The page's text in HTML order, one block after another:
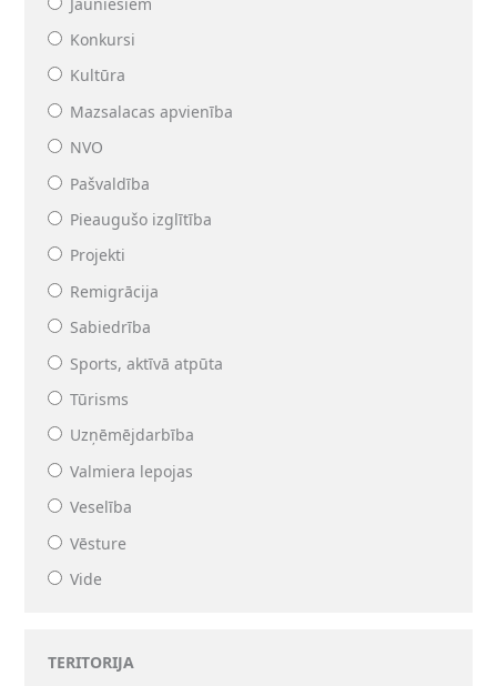
Konkursi
Kultūra
Mazsalacas apvienība
NVO
Pašvaldība
Pieaugušo izglītība
Projekti
Remigrācija
Sabiedrība
Sports, aktīvā atpūta
Tūrisms
Uzņēmējdarbība
Valmiera lepojas
Veselība
Vēsture
Vide
TERITORIJA